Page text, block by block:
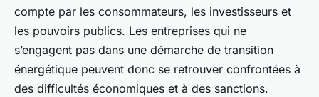
compte par les consommateurs, les investisseurs et
les pouvoirs publics. Les entreprises qui ne
s’engagent pas dans une démarche de transition
énergétique peuvent donc se retrouver confrontées à
des difficultés économiques et à des sanctions.